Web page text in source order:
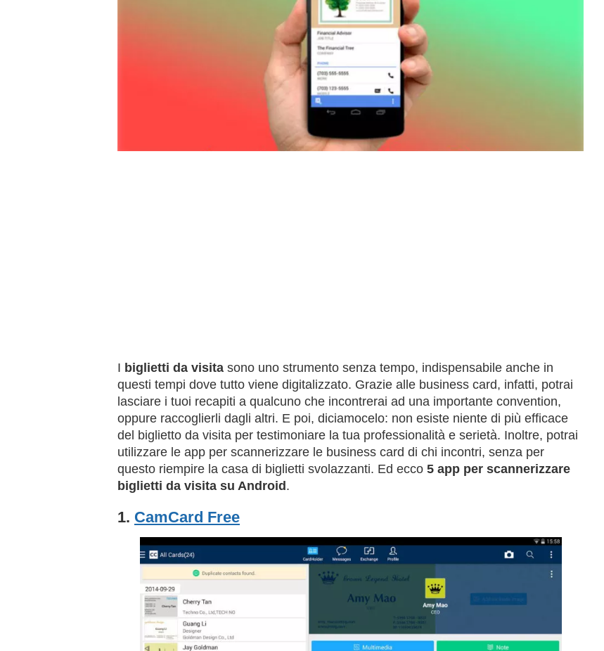
I biglietti da visita sono uno strumento senza tempo, indispensabile anche in
questi tempi dove tutto viene digitalizzato. Grazie alle business card, infatti, potrai
lasciare i tuoi recapiti a qualcuno che incontrerai ad una importante convention,
oppure raccoglierli dagli altri. E poi, diciamocelo: non esiste niente di più efficace
del biglietto da visita per testimoniare la tua professionalità e serietà. Inoltre, potrai
utilizzare le app per scannerizzare le business card di chi incontri, senza per
questo riempire la casa di biglietti svolazzanti. Ed ecco 5 app per scannerizzare
biglietti da visita su Android .
1. CamCard Free